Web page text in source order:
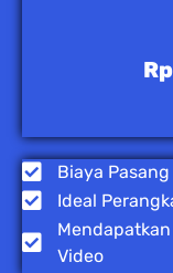
Biaya
Ideal
Video